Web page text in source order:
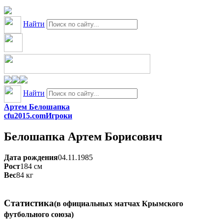
Найти
Найти
Артем Белошапка
cfu2015.comИгроки
Белошапка Артем Борисович
Дата рождения04.11.1985
Рост184 см
Вес84 кг
Статистика(в официальных матчах Крымского
футбольного союза)